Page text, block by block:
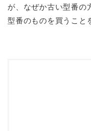
が、なぜか古い型番の
型番のものを買うこと